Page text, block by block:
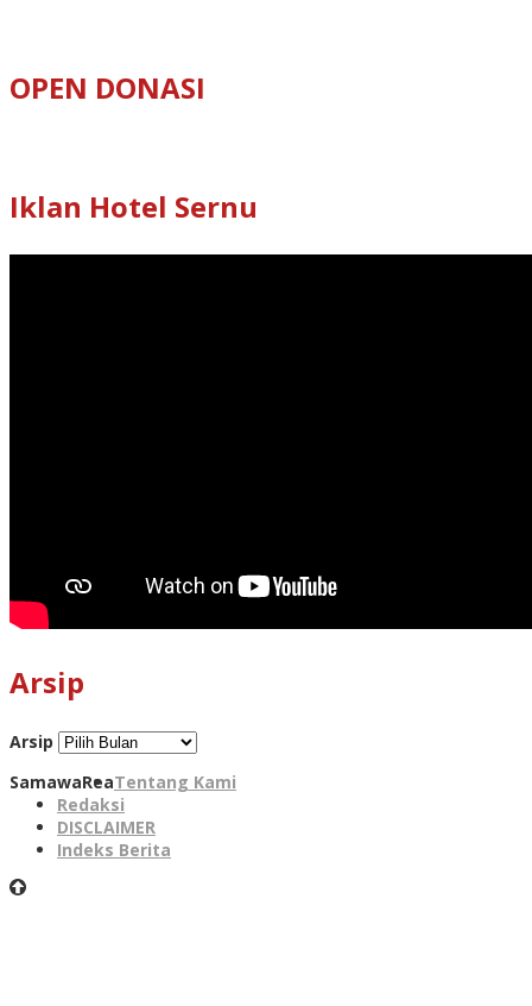
OPEN DONASI
Iklan Hotel Sernu
Arsip
Arsip
SamawaReaTentang Kami
Redaksi
DISCLAIMER
Indeks Berita